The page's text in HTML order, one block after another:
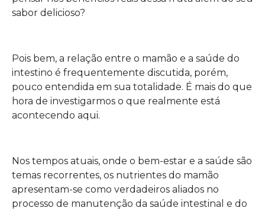
sabor delicioso?
Pois bem, a relação entre o mamão e a saúde do
intestino é frequentemente discutida, porém,
pouco entendida em sua totalidade. É mais do que
hora de investigarmos o que realmente está
acontecendo aqui.
Nos tempos atuais, onde o bem-estar e a saúde são
temas recorrentes, os nutrientes do mamão
apresentam-se como verdadeiros aliados no
processo de manutenção da saúde intestinal e do